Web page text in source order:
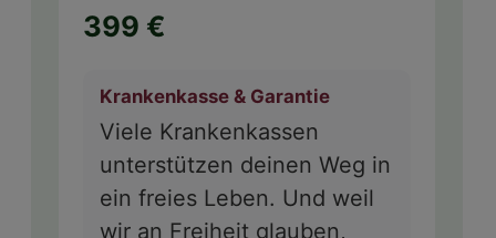
399 €
Krankenkasse & Garantie
Viele Krankenkassen
unterstützen deinen Weg in
ein freies Leben. Und weil
wir an Freiheit glauben,